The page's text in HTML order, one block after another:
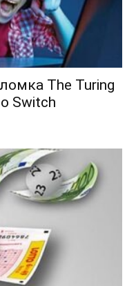
The Turing
Switch